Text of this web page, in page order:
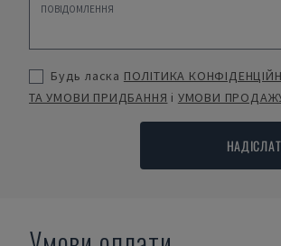
Будь ласка ПОЛІТИКА
ТА УМОВИ ПРИДБАННЯ і УМОВИ